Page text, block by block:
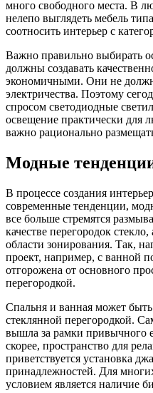
много свободного места. В
нелепо выглядеть мебель
соотносить интерьер с
Важно правильно выбирать
должны создавать
экономичными. Они не
электричества. Поэтому
спросом светодиодные
освещение практически для
важно рационально
Модные
В процессе создания
современные тенденции,
все больше стремятся
качестве перегородок
области зонирования. Так,
проект, например, с ванной
отгорожена от основного
перегородкой.
Спальня и ванная может
стеклянной перегородкой.
вышла за рамки привычного
скорее, пространство для
приветствуется установка
принадлежностей. Для
условием является наличие